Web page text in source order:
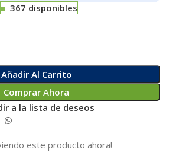
367 disponibles
Añadir Al Carrito
Comprar Ahora
a la lista de deseos
este producto ahora!